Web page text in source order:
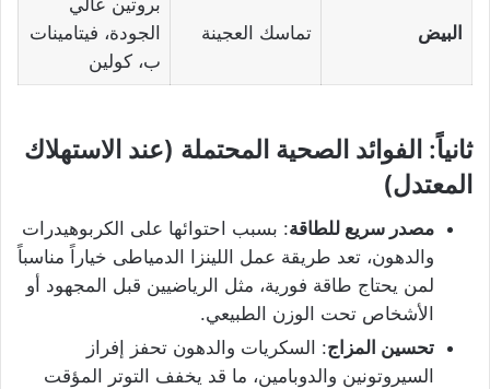
البيض تماسك العجينة
بروتين عالي
الجودة، فيتامينات
ب، كولين
ثانياً: الفوائد الصحية المحتملة (عند الاستهلاك
المعتدل)
مصدر سريع للطاقة: بسبب احتوائها على الكربوهيدرات
والدهون، تعد طريقة عمل اللينزا الدمياطى خياراً مناسباً
لمن يحتاج طاقة فورية، مثل الرياضيين قبل المجهود أو
الأشخاص تحت الوزن الطبيعي.
تحسين المزاج: السكريات والدهون تحفز إفراز
السيروتونين والدوبامين، ما قد يخفف التوتر المؤقت